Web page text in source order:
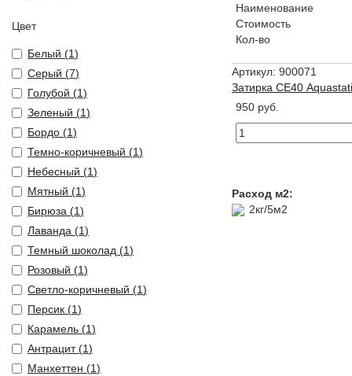
Цвет
Белый (1)
Серый (7)
Голубой (1)
Зеленый (1)
Бордо (1)
Темно-коричневый (1)
Небесный (1)
Мятный (1)
Бирюза (1)
Лаванда (1)
Темный шоколад (1)
Розовый (1)
Светло-коричневый (1)
Персик (1)
Карамель (1)
Антрацит (1)
Манхеттен (1)
Наименование
Стоимость
Кол-во
Артикул: 900071
Затирка СЕ40
950 руб.
Расход м2:
2кг/5м2